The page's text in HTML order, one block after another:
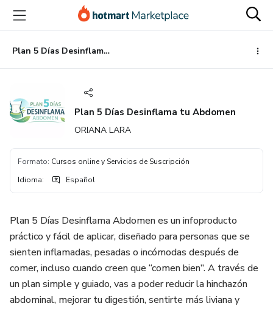
principal
página
de
página
Plan 5 Días Desinflama tu Abdomen
Plan 5 Días Desinflama tu Abdomen
ORIANA LARA
Formato: Cursos online y Servicios de Suscripción
Idioma: Español
Plan 5 Días Desinflama Abdomen es un infoproducto
práctico y fácil de aplicar, diseñado para personas que se
sienten inflamadas, pesadas o incómodas después de
comer, incluso cuando creen que “comen bien”. A través de
un plan simple y guiado, vas a poder reducir la hinchazón
abdominal, mejorar tu digestión, sentirte más liviana y